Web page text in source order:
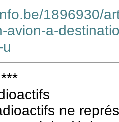
1896930/
avion-a-
ne